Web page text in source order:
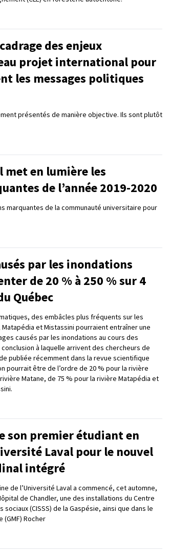
des enjeux
projet international pour
les messages politiques
présentés de manière objective. Ils sont plutôt
met en lumière les
de l’année 2019-2020
marquantes de la communauté universitaire pour
par les inondations
de 20 % à 250 % sur 4
Québec
des embâcles plus fréquents sur les
Matapédia et Mistassini pourraient entraîner une
causés par les inondations au cours des
à laquelle arrivent des chercheurs de
publiée récemment dans la revue scientifique
pourrait être de l’ordre de 20 % pour la rivière
Matane, de 75 % pour la rivière Matapédia et
son premier étudiant en
Laval pour le nouvel
intégré
de l’Université Laval a commencé, cet automne,
de Chandler, une des installations du Centre
(CISSS) de la Gaspésie, ainsi que dans le
Rocher